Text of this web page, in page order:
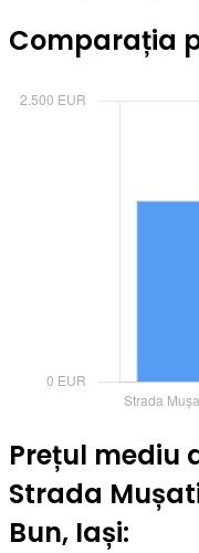
Comparația
Prețul mediu
Strada
Bun, Iași: